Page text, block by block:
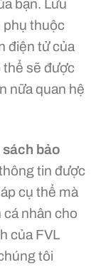
bạn. Lưu
phụ thuộc
điện tử của
sẽ được
nữa quan hệ
sách bảo
tin được
cụ thể mà
cá nhân cho
của FVL
tôi